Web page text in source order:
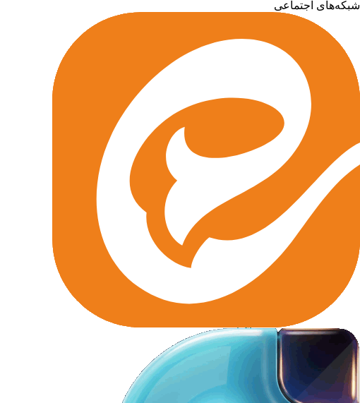
شبکه‌های اجتماعی